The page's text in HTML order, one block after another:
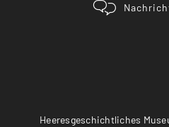
Heeresgeschichtliches